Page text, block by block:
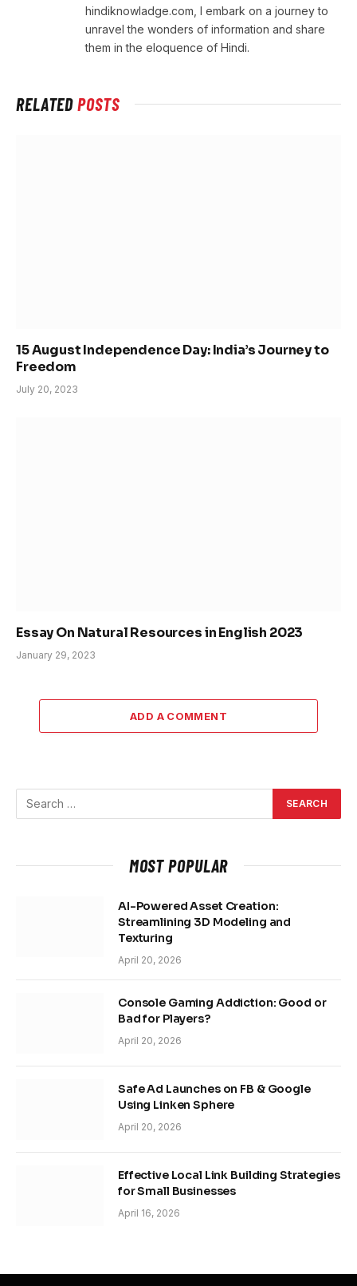
hindiknowladge.com, I embark on a journey to
unravel the wonders of information and share
them in the eloquence of Hindi.
RELATEDPOSTS
15 August Independence Day: India’s Journey to
Freedom
July 20, 2023
Essay On Natural Resources in English 2023
January 29, 2023
ADD A COMMENT
MOST POPULAR
AI-Powered Asset Creation:
Streamlining 3D Modeling and
Texturing
April 20, 2026
Console Gaming Addiction: Good or
Bad for Players?
April 20, 2026
Safe Ad Launches on FB & Google
Using Linken Sphere
April 20, 2026
Effective Local Link Building Strategies
for Small Businesses
April 16, 2026